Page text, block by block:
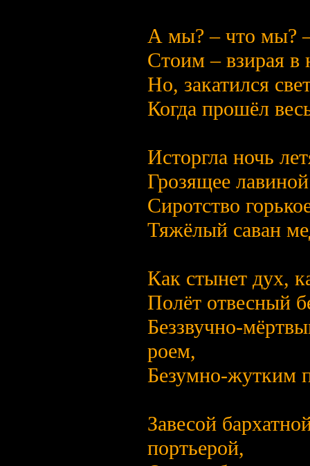
А мы? – что мы?
Стоим – взирая в
Но, закатился
Когда прошёл
Исторгла ночь
Грозящее
Сиротство
Тяжёлый саван
Как стынет дух,
Полёт отвесный
Беззвучно-
роем,
Безумно-жутким
Завесой
портьерой,